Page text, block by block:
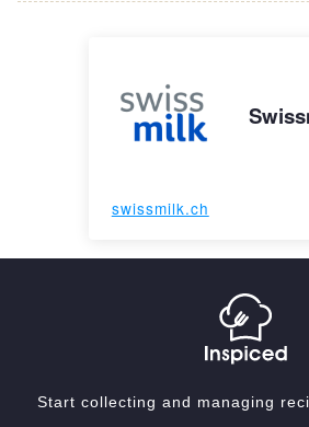
swissmilk.ch
Start collecting and managing